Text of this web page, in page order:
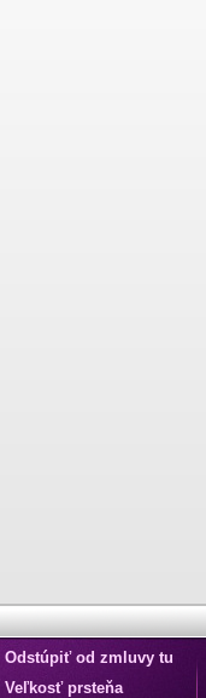
Odstúpiť od zmluvy tu
Veľkosť prsteňa